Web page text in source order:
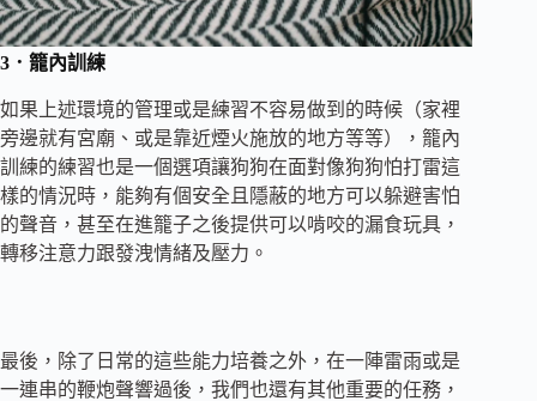
3．籠內訓練
如果上述環境的管理或是練習不容易做到的時候（家裡
旁邊就有宮廟、或是靠近煙火施放的地方等等），籠內
訓練的練習也是一個選項讓狗狗在面對像狗狗怕打雷這
樣的情況時，能夠有個安全且隱蔽的地方可以躲避害怕
的聲音，甚至在進籠子之後提供可以啃咬的漏食玩具，
轉移注意力跟發洩情緒及壓力。
最後，除了日常的這些能力培養之外，在一陣雷雨或是
一連串的鞭炮聲響過後，我們也還有其他重要的任務，